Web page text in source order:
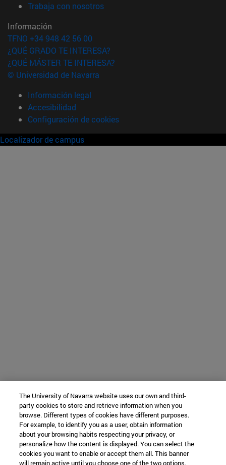
Trabaja con nosotros(abre en nueva ventana)
Información
TFNO +34 948 42 56 00
¿QUÉ GRADO TE INTERESA?
¿QUÉ MÁSTER TE INTERESA?
© Universidad de Navarra
Información legal
Accesibilidad
Configuración de cookies
Localizador de campus
The University of Navarra website uses our own and third-
party cookies to store and retrieve information when you
browse. Different types of cookies have different purposes.
For example, to identify you as a user, obtain information
about your browsing habits respecting your privacy, or
personalize how the content is displayed. You can select the
cookies you want to enable or accept them all. This banner
will remain active until you choose one of the two options.